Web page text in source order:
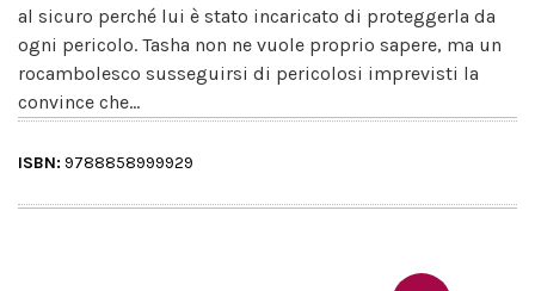
al sicuro perché lui è stato incaricato di proteggerla da
ogni pericolo. Tasha non ne vuole proprio sapere, ma un
rocambolesco susseguirsi di pericolosi imprevisti la
convince che...
ISBN: 9788858999929